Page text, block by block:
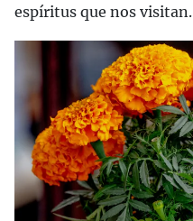
espíritus que nos visitan.